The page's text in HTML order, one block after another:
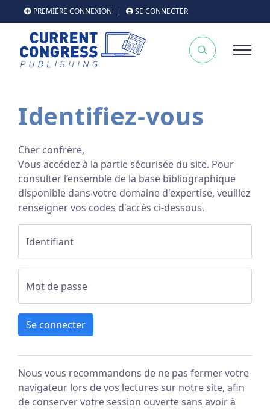
PREMIÈRE CONNEXION | SE CONNECTER
Identifiez-vous
Cher confrère,
Vous accédez à la partie sécurisée du site. Pour
consulter l’ensemble de la base bibliographique
disponible dans votre domaine d'expertise, veuillez
renseigner vos codes d'accès ci-dessous.
Identifiant
Mot de passe
Se connecter
Nous vous recommandons de ne pas fermer votre
navigateur lors de vos lectures sur notre site, afin
de conserver votre session ouverte sans avoir à